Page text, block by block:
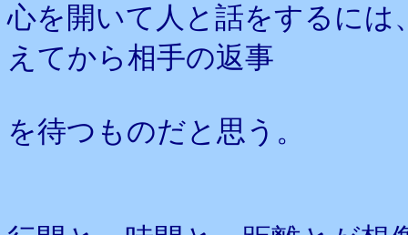
心を開いて人と話をするには
えてから相手の返事
を待つものだと思う。